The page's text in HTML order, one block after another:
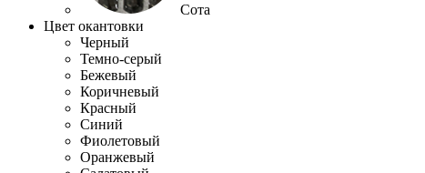
Сота
Цвет окантовки
Черный
Темно-серый
Бежевый
Коричневый
Красный
Синий
Фиолетовый
Оранжевый